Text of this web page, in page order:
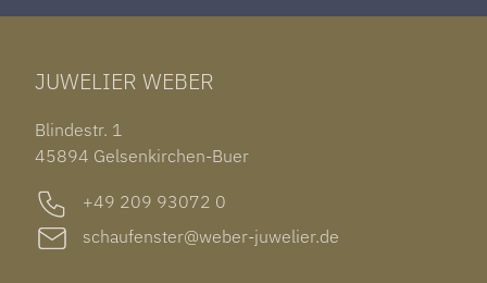
IWC PORTUGIESER
ARMSCHMUCK
OHRSCHMUCK
OUT OF COLLECTION
TAG HEUER CARRERA
ROLEX SUBMARINER DATE
GARMIN VENU 3S
JUWELIER WEBER
Blindestr. 1
45894 Gelsenkirchen-Buer
+49 209 93072 0
schaufenster@weber-juwelier.de